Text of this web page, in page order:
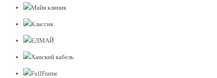
Майя клиник
Классик
ЕЛМАЙ
Ханский кабель
FullFrame